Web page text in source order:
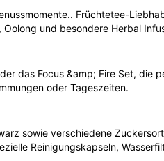
Früchtetee-
und besondere Herbal
das Focus &amp; Fire Set, die
oder Tageszeiten.
sowie verschiedene
Reinigungskapseln,